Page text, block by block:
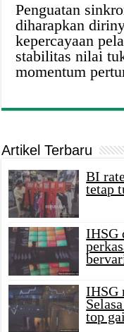
Penguatan
diharapkan
kepercayaan
stabilitas nilai
momentum
Artikel Terbaru
BI
tetap
IHSG
IHSG
top